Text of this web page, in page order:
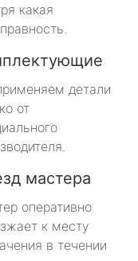
какая
детали
от
мастера
оперативно
к месту
в течении